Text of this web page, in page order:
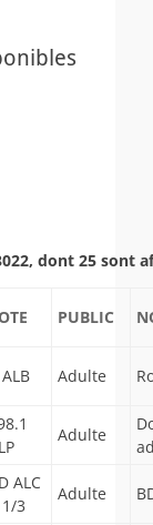
dont 25 sont
PUBLIC
Adulte
Adulte
ALC
3
Adulte